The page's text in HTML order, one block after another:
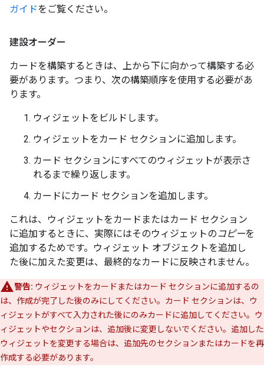
ガイドをご覧ください。
建設オーダー
カードを構築するときは、上から下に向かって構築する必
要があります。つまり、次の構築順序を使用する必要があ
ります。
ウィジェットをビルドします。
ウィジェットをカード セクションに追加します。
カード セクションにすべてのウィジェットが表示さ
れるまで繰り返します。
カードにカード セクションを追加します。
これは、ウィジェットをカードまたはカード セクション
に追加するときに、実際にはそのウィジェットの コピーを
追加するためです。ウィジェット オブジェクトを追加し
た後に加えた変更は、最終的なカードに反映されません。
警告: ウィジェットをカードまたはカード セクションに追加するの
は、作成が完了した後のみにしてください。カード セクションは、ウ
ィジェットがすべて入力された後にのみカードに追加してください。ウ
ィジェットやセクションは、追加後に変更しないでください。追加した
ウィジェットを変更する場合は、追加先のセクションまたはカードを再
作成する必要があります。